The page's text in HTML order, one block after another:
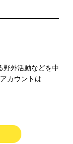
野外活動などを中
カウントは